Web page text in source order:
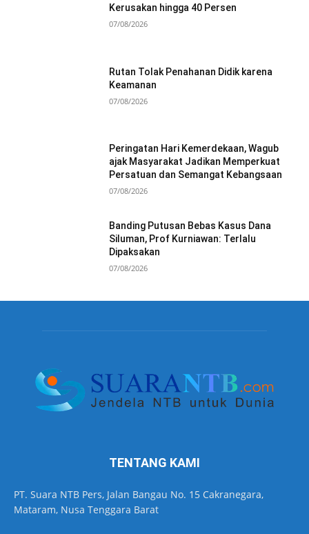
Kerusakan hingga 40 Persen
07/08/2026
Rutan Tolak Penahanan Didik karena
Keamanan
07/08/2026
Peringatan Hari Kemerdekaan, Wagub
ajak Masyarakat Jadikan Memperkuat
Persatuan dan Semangat Kebangsaan
07/08/2026
Banding Putusan Bebas Kasus Dana
Siluman, Prof Kurniawan: Terlalu
Dipaksakan
07/08/2026
TENTANG KAMI
PT. Suara NTB Pers, Jalan Bangau No. 15 Cakranegara,
Mataram, Nusa Tenggara Barat